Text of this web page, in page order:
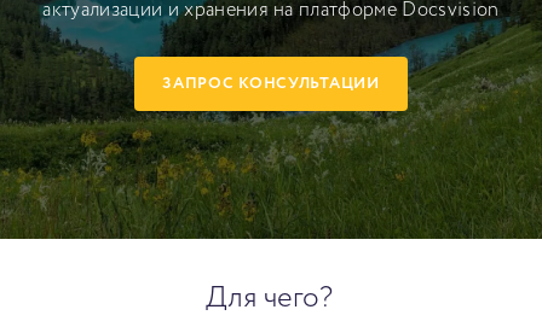
актуализации и хранения на платформе Docsvision
ЗАПРОС КОНСУЛЬТАЦИИ
Для чего?